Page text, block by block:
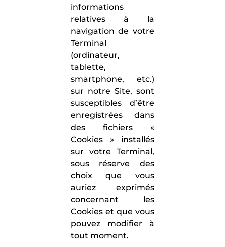
informations
relatives à la
navigation de votre
Terminal
(ordinateur,
tablette,
smartphone, etc.)
sur notre Site, sont
susceptibles d’être
enregistrées dans
des fichiers «
Cookies » installés
sur votre Terminal,
sous réserve des
choix que vous
auriez exprimés
concernant les
Cookies et que vous
pouvez modifier à
tout moment.